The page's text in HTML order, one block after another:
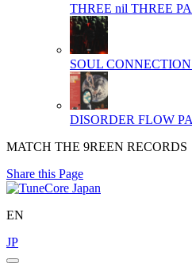
THREE nil THREE
SOUL CONNECTION
DISORDER FLOW
MATCH THE 9REEN RECORDS
Share this Page
EN
JP